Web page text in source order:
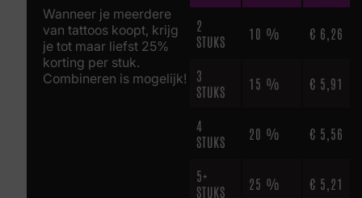
Wanneer je meerdere
van tattoos koopt, krijg
je tot maar liefst 25%
korting per stuk.
Combineren is mogelijk!
2
STUKS
10 % € 6,26
3
STUKS
15 % € 5,91
4
STUKS
20 % € 5,56
5+
STUKS
25 % € 5,21